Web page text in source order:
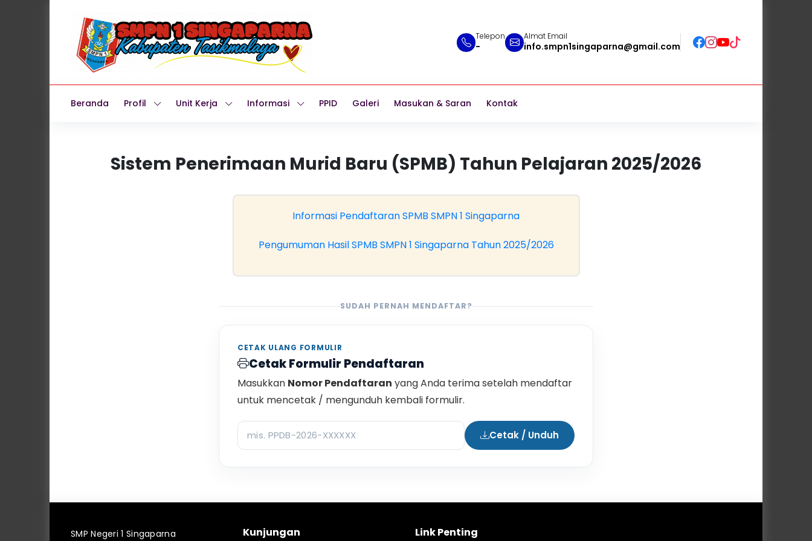
Telepon
-
Almat Email
info.smpn1singaparna@gmail.com
Beranda Profil Unit Kerja Informasi PPID Galeri Masukan & Saran Kontak
Sistem Penerimaan Murid Baru (SPMB) Tahun Pelajaran 2025/2026
Informasi Pendaftaran SPMB SMPN 1 Singaparna
Pengumuman Hasil SPMB SMPN 1 Singaparna Tahun 2025/2026
SUDAH PERNAH MENDAFTAR?
CETAK ULANG FORMULIR
Cetak Formulir Pendaftaran
Masukkan Nomor Pendaftaran yang Anda terima setelah mendaftar
untuk mencetak / mengunduh kembali formulir.
Cetak / Unduh
SMP Negeri 1 Singaparna Kunjungan Link Penting